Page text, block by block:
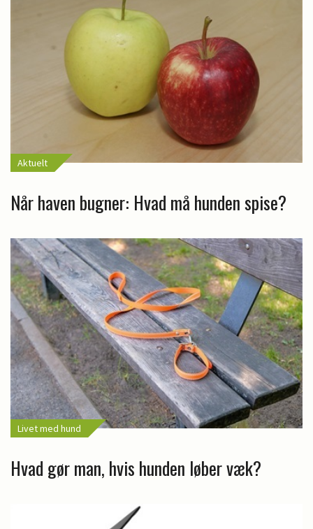
Aktuelt
Når haven bugner: Hvad må hunden spise?
Livet med hund
Hvad gør man, hvis hunden løber væk?